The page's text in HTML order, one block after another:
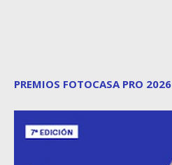
PREMIOS FOTOCASA PRO 2026